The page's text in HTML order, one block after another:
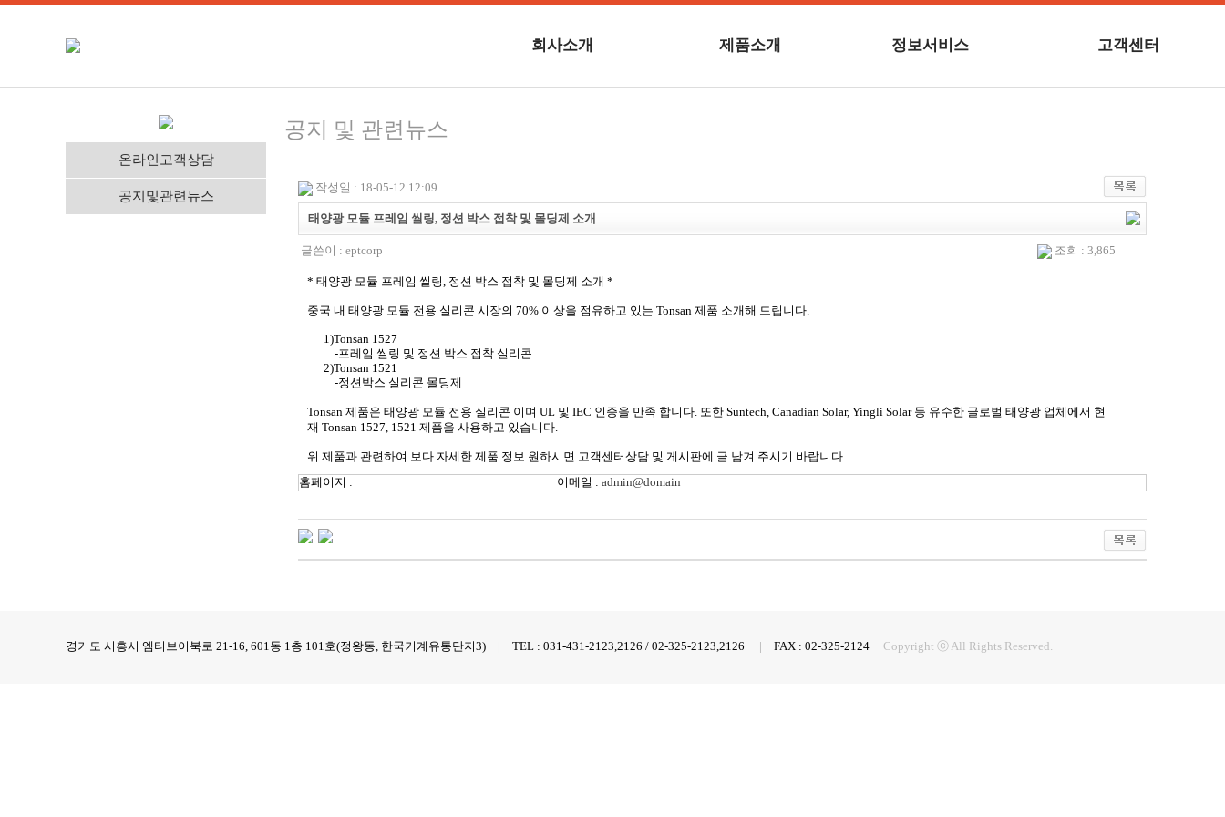
회사소개 제품소개 정보서비스 고객센터
온라인고객상담
공지및관련뉴스
공지 및 관련뉴스
작성일 : 18-05-12 12:09
태양광 모듈 프레임 씰링, 정션 박스 접착 및 몰딩제 소개
글쓴이 : eptcorp 조회 : 3,865
* 태양광 모듈 프레임 씰링, 정션 박스 접착 및 몰딩제 소개 *
중국 내 태양광 모듈 전용 실리콘 시장의 70% 이상을 점유하고 있는 Tonsan 제품 소개해 드립니다.
1)Tonsan 1527
-프레임 씰링 및 정션 박스 접착 실리콘
2)Tonsan 1521
-정션박스 실리콘 몰딩제
Tonsan 제품은 태양광 모듈 전용 실리콘 이며 UL 및 IEC 인증을 만족 합니다. 또한 Suntech, Canadian Solar, Yingli Solar 등 유수한 글로벌 태양광 업체에서 현
재 Tonsan 1527, 1521 제품을 사용하고 있습니다.
위 제품과 관련하여 보다 자세한 제품 정보 원하시면 고객센터상담 및 게시판에 글 남겨 주시기 바랍니다.
홈페이지 :
이메일 : admin@domain
경기도 시흥시 엠티브이북로 21-16, 601동 1층 101호(정왕동, 한국기계유통단지3) TEL : 031-431-2123,2126 / 02-325-2123,2126 FAX : 02-325-2124 Copyright ⓒ All Rights Reserved.